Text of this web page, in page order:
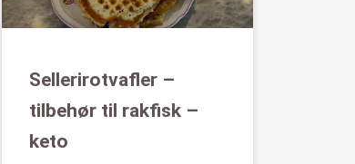
Sellerirotvafler –
tilbehør til rakfisk –
keto